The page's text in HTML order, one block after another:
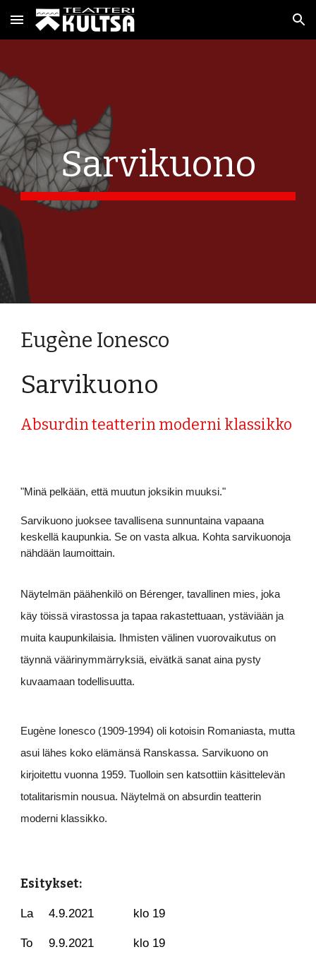
Skip to main content Skip to navigation
Sarvikuono
Eugène Ionesco
Sarvikuono
Absurdin teatterin moderni klassikko
"Minä pelkään, että muutun joksikin muuksi."
Sarvikuono juoksee tavallisena sunnuntaina vapaana
keskellä kaupunkia. Se on vasta alkua. Kohta sarvikuonoja
nähdään laumoittain.
Näytelmän päähenkilö on Bérenger, tavallinen mies, joka
käy töissä virastossa ja tapaa rakastettuaan, ystäviään ja
muita kaupunkilaisia. Ihmisten välinen vuorovaikutus on
täynnä väärinymmärryksiä, eivätkä sanat aina pysty
kuvaamaan todellisuutta.
Eugène Ionesco (1909-1994) oli kotoisin Romaniasta, mutta
asui lähes koko elämänsä Ranskassa. Sarvikuono on
kirjoitettu vuonna 1959. Tuolloin sen katsottiin käsittelevän
totalitarismin nousua. Näytelmä on absurdin teatterin
moderni klassikko.
Esitykset:
La 4.9.2021 klo 19
To 9.9.2021 klo 19